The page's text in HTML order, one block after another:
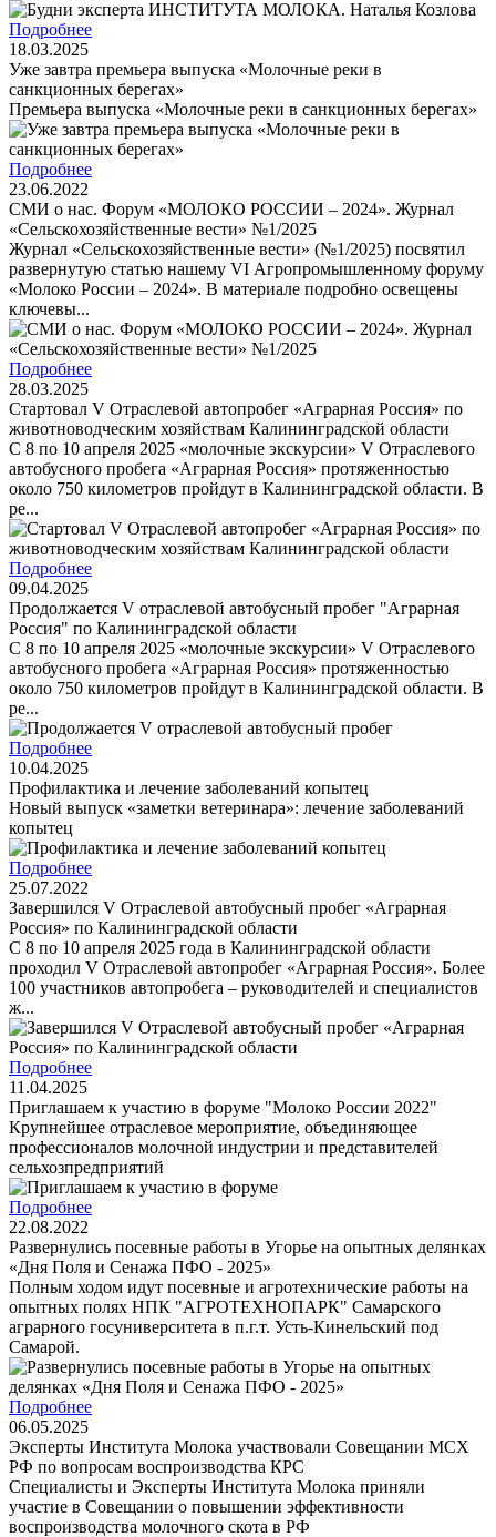
Подробнее
18.03.2025
Уже завтра премьера выпуска «Молочные реки в
санкционных берегах»
Премьера выпуска «Молочные реки в санкционных берегах»
Подробнее
23.06.2022
СМИ о нас. Форум «МОЛОКО РОССИИ – 2024». Журнал
«Сельскохозяйственные вести» №1/2025
Журнал «Сельскохозяйственные вести» (№1/2025) посвятил
развернутую статью нашему VI Агропромышленному форуму
«Молоко России – 2024». В материале подробно освещены
ключевы...
Подробнее
28.03.2025
Стартовал V Отраслевой автопробег «Аграрная Россия» по
животноводческим хозяйствам Калининградской области
С 8 по 10 апреля 2025 «молочные экскурсии» V Отраслевого
автобусного пробега «Аграрная Россия» протяженностью
около 750 километров пройдут в Калининградской области. В
ре...
Подробнее
09.04.2025
Продолжается V отраслевой автобусный пробег "Аграрная
Россия" по Калининградской области
С 8 по 10 апреля 2025 «молочные экскурсии» V Отраслевого
автобусного пробега «Аграрная Россия» протяженностью
около 750 километров пройдут в Калининградской области. В
ре...
Подробнее
10.04.2025
Профилактика и лечение заболеваний копытец
Новый выпуск «заметки ветеринара»: лечение заболеваний
копытец
Подробнее
25.07.2022
Завершился V Отраслевой автобусный пробег «Аграрная
Россия» по Калининградской области
С 8 по 10 апреля 2025 года в Калининградской области
проходил V Отраслевой автопробег «Аграрная Россия». Более
100 участников автопробега – руководителей и специалистов
ж...
Подробнее
11.04.2025
Приглашаем к участию в форуме "Молоко России 2022"
Крупнейшее отраслевое мероприятие, объединяющее
профессионалов молочной индустрии и представителей
сельхозпредприятий
Подробнее
22.08.2022
Развернулись посевные работы в Угорье на опытных делянках
«Дня Поля и Сенажа ПФО - 2025»
Полным ходом идут посевные и агротехнические работы на
опытных полях НПК "АГРОТЕХНОПАРК" Самарского
аграрного госуниверситета в п.г.т. Усть-Кинельский под
Самарой.
Подробнее
06.05.2025
Эксперты Института Молока участвовали Совещании МСХ
РФ по вопросам воспроизводства КРС
Специалисты и Эксперты Института Молока приняли
участие в Совещании о повышении эффективности
воспроизводства молочного скота в РФ